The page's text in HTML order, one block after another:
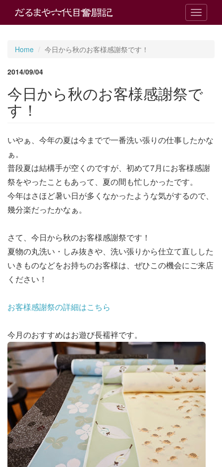
T
o
v
i
i
n
Home 今日から秋のお客様感謝祭です！
2014/09/04
今日から秋のお客様感謝祭で
す！
いやぁ、今年の夏は今までで一番洗い張りの仕事したかな
ぁ。
普段夏は結構手が空くのですが、初めて7月にお客様感謝
祭をやったこともあって、夏の間も忙しかったです。
今年はさほど暑い日が多くなかったような気がするので、
幾分楽だったかなぁ。
さて、今日から秋のお客様感謝祭です！
夏物の丸洗い・しみ抜きや、洗い張りから仕立て直しした
いきものなどをお持ちのお客様は、ぜひこの機会にご来店
ください！
お客様感謝祭の詳細はこちら
今月のおすすめはお遊び長襦袢です。